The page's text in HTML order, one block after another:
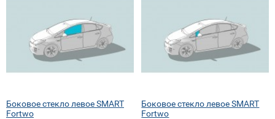
Боковое стекло левое SMART
Fortwo
Боковое стекло левое SMART
Fortwo